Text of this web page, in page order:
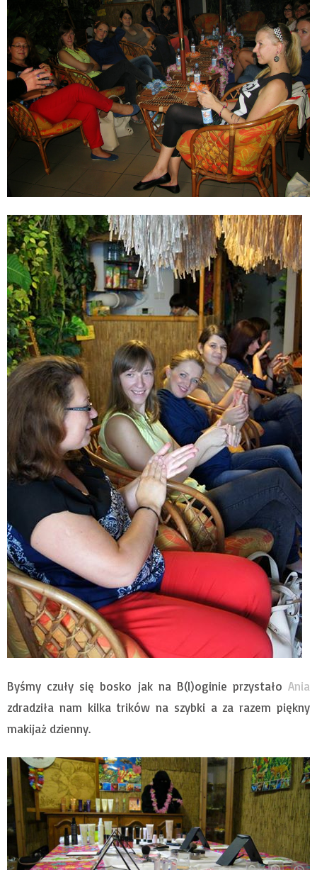
Byśmy czuły się bosko jak na B(l)oginie przystało Ania
zdradziła nam kilka trików na szybki a za razem piękny
makijaż dzienny.